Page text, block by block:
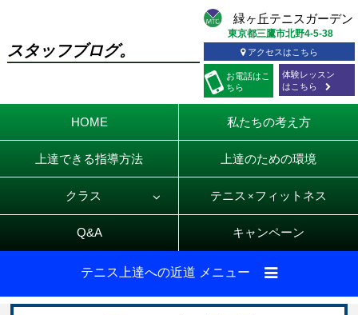
スタッフブログ。
お電話はこ
ちら
東京都三鷹市北野4-5-38
アクセスはこちら
体験レッスン
はこちら
HOME 私たちの考え方
上達できる指導方法 上達のための環境
クラス テニス × フィットネス
Q&A キャンペーン
テニス上達への近道 メニュー